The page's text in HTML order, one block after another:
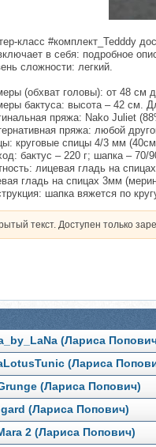
класс #комплект_Tedddy
в себя: подробное
сложности: легкий.
(обхват головы): от 48 см
бактуса: высота – 42 см.
пряжа: Nako Juliet
пряжа: любой
круговые спицы 4/3 мм
бактус – 220 г; шапка – 70/
лицевая гладь на
гладь на спицах 3мм
шапка вяжется по
текст. Доступен только
(Лариса
(Лариса
(Лариса Попович)
(Лариса Попович)
2 (Лариса Попович)